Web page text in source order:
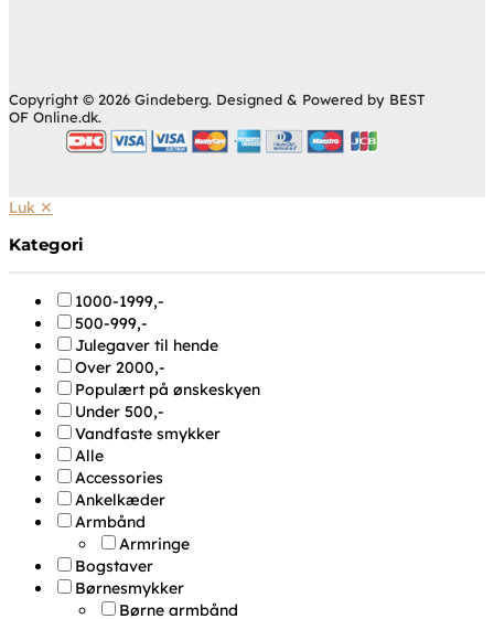
Copyright © 2026 Gindeberg. Designed & Powered by BEST
OF Online.dk.
Luk ✕
Kategori
1000-1999,-
500-999,-
Julegaver til hende
Over 2000,-
Populært på ønskeskyen
Under 500,-
Vandfaste smykker
Alle
Accessories
Ankelkæder
Armbånd
Armringe
Bogstaver
Børnesmykker
Børne armbånd